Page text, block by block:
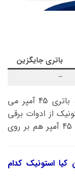
باتری جایگزین
–
باتری فابریک و اصلی خودرو کیا استونیک، باتری 45 آمپر می
از ادوات برقی
ویژه ای استفاده می کنید، می توانید باتری 45 آمپر هم بر روی
استونیک کدام